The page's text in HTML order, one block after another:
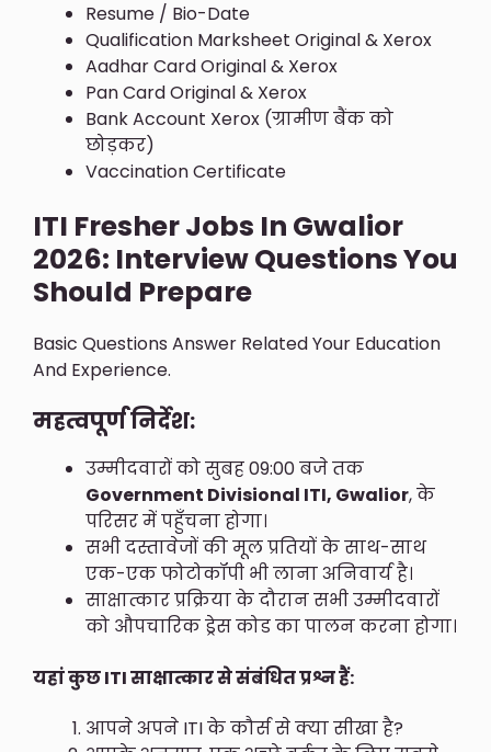
Resume / Bio-Date
Qualification Marksheet Original & Xerox
Aadhar Card Original & Xerox
Pan Card Original & Xerox
Bank Account Xerox (ग्रामीण बैंक को
छोड़कर)
Vaccination Certificate
ITI Fresher Jobs In Gwalior
2026: Interview Questions You
Should Prepare
Basic Questions Answer Related Your Education
And Experience.
महत्वपूर्ण निर्देश:
उम्मीदवारों को सुबह 09:00 बजे तक
Government Divisional ITI, Gwalior, के
परिसर में पहुँचना होगा।
सभी दस्तावेजों की मूल प्रतियों के साथ-साथ
एक-एक फोटोकॉपी भी लाना अनिवार्य है।
साक्षात्कार प्रक्रिया के दौरान सभी उम्मीदवारों
को औपचारिक ड्रेस कोड का पालन करना होगा।
यहां कुछ ITI साक्षात्कार से संबंधित प्रश्न हैं:
आपने अपने ITI के कौर्स से क्या सीखा है?